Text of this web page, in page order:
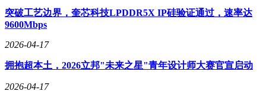
突破工艺边界，奎芯科技LPDDR5X IP硅验证通过，速率达
9600Mbps
2026-04-17
拥抱超本土，2026立邦"未来之星"青年设计师大赛官宣启动
2026-04-17